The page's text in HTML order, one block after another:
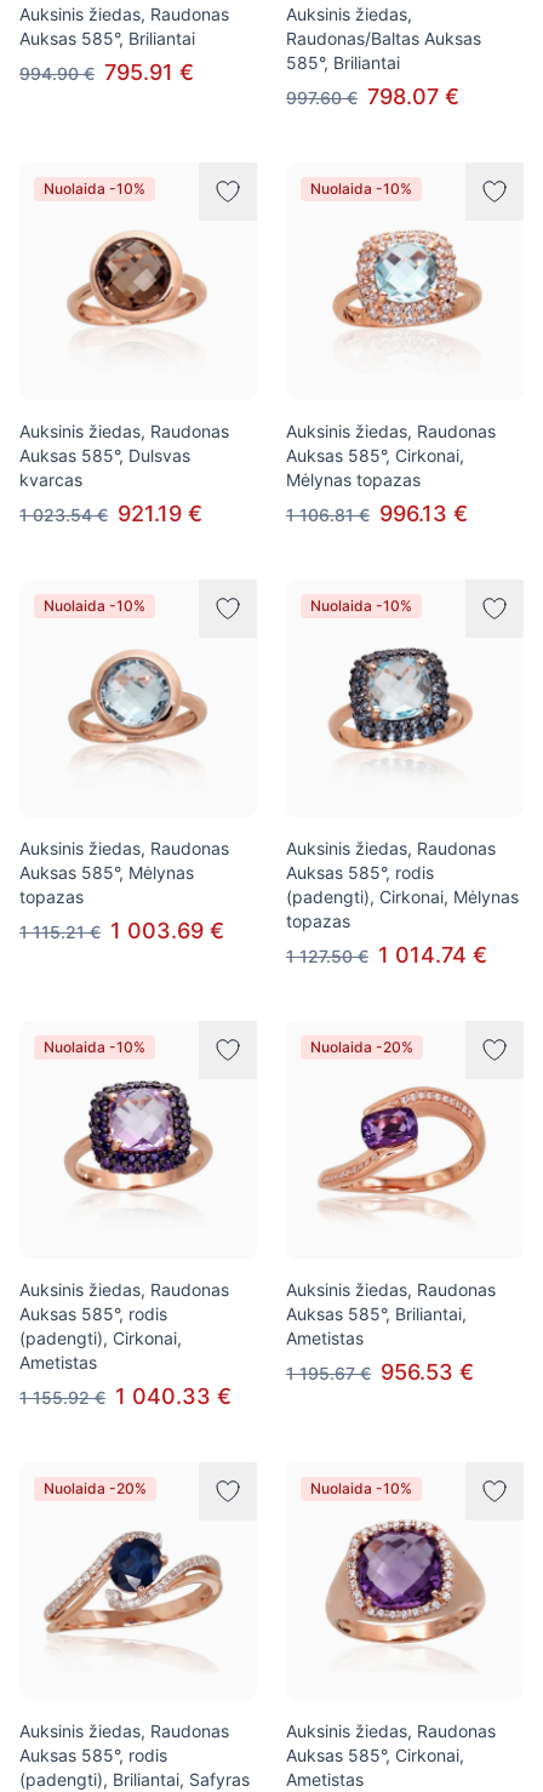
Auksinis žiedas, Raudonas
Auksas 585°, Briliantai
994.90 € 795.91 €
Auksinis žiedas,
Raudonas/Baltas Auksas
585°, Briliantai
997.60 € 798.07 €
Nuolaida -10%
Auksinis žiedas, Raudonas
Auksas 585°, Dulsvas
kvarcas
1 023.54 € 921.19 €
Nuolaida -10%
Auksinis žiedas, Raudonas
Auksas 585°, Cirkonai,
Mėlynas topazas
1 106.81 € 996.13 €
Nuolaida -10%
Auksinis žiedas, Raudonas
Auksas 585°, Mėlynas
topazas
1 115.21 € 1 003.69 €
Nuolaida -10%
Auksinis žiedas, Raudonas
Auksas 585°, rodis
(padengti), Cirkonai, Mėlynas
topazas
1 127.50 € 1 014.74 €
Nuolaida -10%
Auksinis žiedas, Raudonas
Auksas 585°, rodis
(padengti), Cirkonai,
Ametistas
1 155.92 € 1 040.33 €
Nuolaida -20%
Auksinis žiedas, Raudonas
Auksas 585°, Briliantai,
Ametistas
1 195.67 € 956.53 €
Nuolaida -20%
Auksinis žiedas, Raudonas
Auksas 585°, rodis
(padengti), Briliantai, Safyras
Nuolaida -10%
Auksinis žiedas, Raudonas
Auksas 585°, Cirkonai,
Ametistas